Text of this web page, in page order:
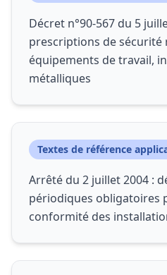
Décret n°90-567 du 5
prescriptions de sécurité
équipements de travail,
métalliques
Textes de référence
Arrêté du 2 juillet 2004 :
périodiques obligatoires
conformité des